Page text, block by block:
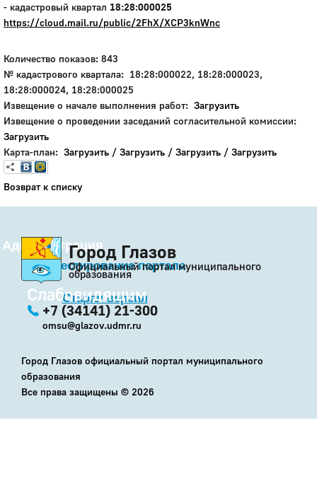
Гостям
Жителям
Глава
КСО
Дума
+7 (34141) 21-300
Администрация
Бета-тестирование портала
Старая версия
Слабовидящим
- кадастровый квартал 18:28:000025
https://cloud.mail.ru/public/2FhX/XCP3knWnc
Количество показов: 843
№ кадастрового квартала: 18:28:000022, 18:28:000023,
18:28:000024, 18:28:000025
Извещение о начале выполнения работ: Загрузить
Извещение о проведении заседаний согласительной комиссии:
Загрузить
Карта-план: Загрузить / Загрузить / Загрузить / Загрузить
Возврат к списку
Город Глазов
Официальный портал муниципального
образования
+7 (34141) 21-300
omsu@glazov.udmr.ru
Город Глазов официальный портал муниципального
образования
Все права защищены © 2026